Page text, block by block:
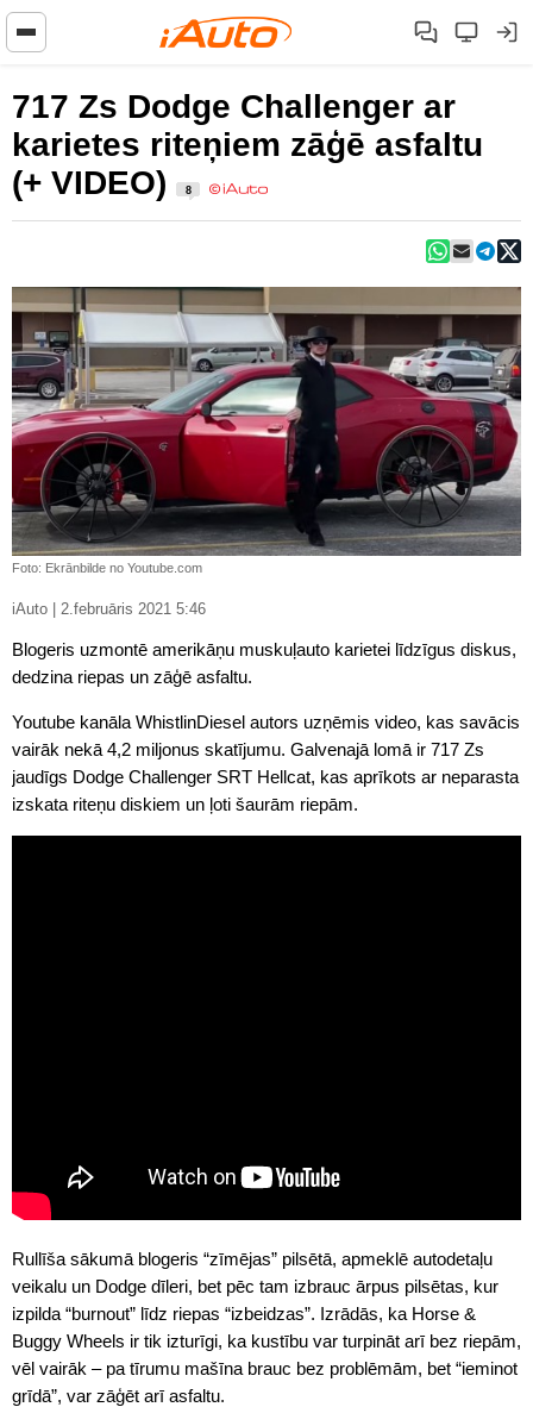
717 Zs Dodge Challenger ar
karietes riteņiem zāģē asfaltu
(+ VIDEO)
8
Foto: Ekrānbilde no Youtube.com
iAuto | 2.februāris 2021 5:46
Blogeris uzmontē amerikāņu muskuļauto karietei līdzīgus diskus,
dedzina riepas un zāģē asfaltu.
Youtube kanāla WhistlinDiesel autors uzņēmis video, kas savācis
vairāk nekā 4,2 miljonus skatījumu. Galvenajā lomā ir 717 Zs
jaudīgs Dodge Challenger SRT Hellcat, kas aprīkots ar neparasta
izskata riteņu diskiem un ļoti šaurām riepām.
Rullīša sākumā blogeris “zīmējas” pilsētā, apmeklē autodetaļu
veikalu un Dodge dīleri, bet pēc tam izbrauc ārpus pilsētas, kur
izpilda “burnout” līdz riepas “izbeidzas”. Izrādās, ka Horse &
Buggy Wheels ir tik izturīgi, ka kustību var turpināt arī bez riepām,
vēl vairāk – pa tīrumu mašīna brauc bez problēmām, bet “ieminot
grīdā”, var zāģēt arī asfaltu.